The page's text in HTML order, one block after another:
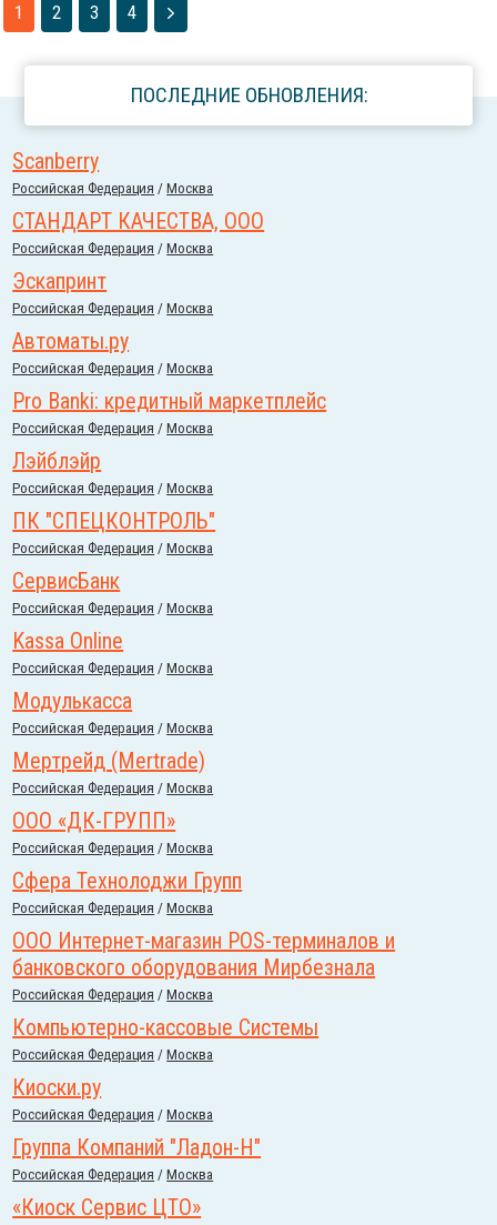
1 2 3 4
ПОСЛЕДНИЕ ОБНОВЛЕНИЯ:
Scanberry
Российcкая Федерация /Москва
CТАНДАРТ КАЧЕСТВА, ООО
Российcкая Федерация /Москва
Эскапринт
Российcкая Федерация /Москва
Автоматы.ру
Российcкая Федерация /Москва
Pro Banki: кредитный маркетплейс
Российcкая Федерация /Москва
Лэйблэйр
Российcкая Федерация /Москва
ПК "СПЕЦКОНТРОЛЬ"
Российcкая Федерация /Москва
СервисБанк
Российcкая Федерация /Москва
Kassa Online
Российcкая Федерация /Москва
Модулькасса
Российcкая Федерация /Москва
Мертрейд (Mertrade)
Российcкая Федерация /Москва
ООО «ДК-ГРУПП»
Российcкая Федерация /Москва
Сфера Технолоджи Групп
Российcкая Федерация /Москва
ООО Интернет-магазин POS-терминалов и
банковского оборудования Мирбезнала
Российcкая Федерация /Москва
Компьютерно-кассовые Системы
Российcкая Федерация /Москва
Киоски.ру
Российcкая Федерация /Москва
Группа Компаний "Ладон-Н"
Российcкая Федерация /Москва
«Киоск Сервис ЦТО»